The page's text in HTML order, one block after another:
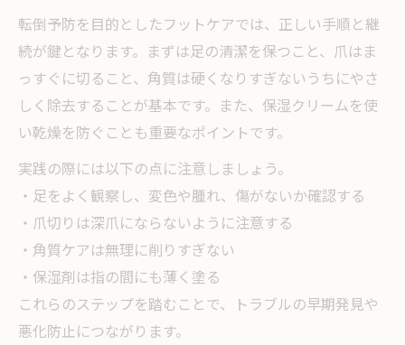
転倒予防を目的としたフットケアでは、正しい手順と継
続が鍵となります。まずは足の清潔を保つこと、爪はま
っすぐに切ること、角質は硬くなりすぎないうちにやさ
しく除去することが基本です。また、保湿クリームを使
い乾燥を防ぐことも重要なポイントです。
実践の際には以下の点に注意しましょう。
・足をよく観察し、変色や腫れ、傷がないか確認する
・爪切りは深爪にならないように注意する
・角質ケアは無理に削りすぎない
・保湿剤は指の間にも薄く塗る
これらのステップを踏むことで、トラブルの早期発見や
悪化防止につながります。